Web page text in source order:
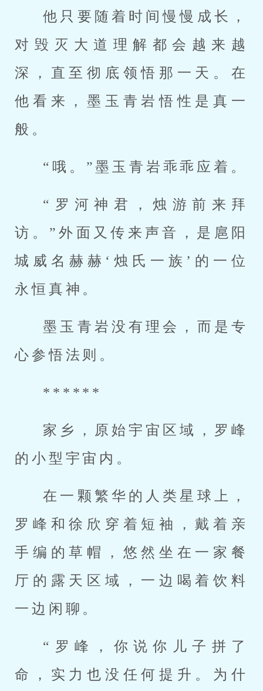
他只要随着时间慢慢成长，
对毁灭大道理解都会越来越
深，直至彻底领悟那一天。在
他看来，墨玉青岩悟性是真一
般。
“哦。”墨玉青岩乖乖应着。
“罗河神君，烛游前来拜
访。”外面又传来声音，是扈阳
城威名赫赫‘烛氏一族’的一位
永恒真神。
墨玉青岩没有理会，而是专
心参悟法则。
******
家乡，原始宇宙区域，罗峰
的小型宇宙内。
在一颗繁华的人类星球上，
罗峰和徐欣穿着短袖，戴着亲
手编的草帽，悠然坐在一家餐
厅的露天区域，一边喝着饮料
一边闲聊。
“罗峰，你说你儿子拼了
命，实力也没任何提升。为什